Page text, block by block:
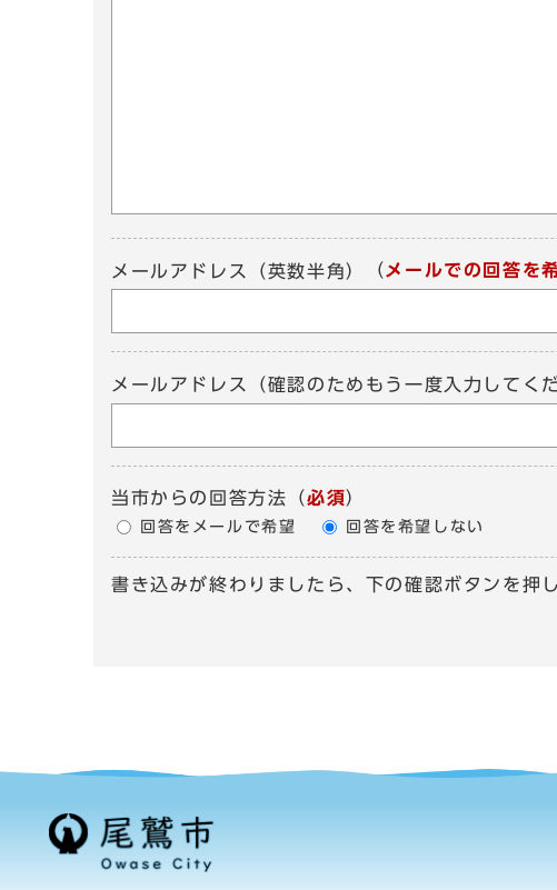
メールアドレス（英数半角） （ メールでの回答を
メールアドレス（確認のためもう一度入力してく
当市からの回答方法 （必須）
回答をメールで希望 回答を希望しない
書き込みが終わりましたら、下の確認ボタンを押